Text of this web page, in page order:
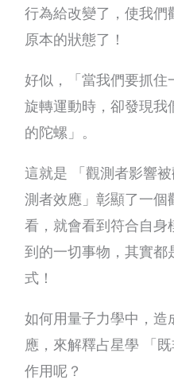
行為給改變了，使我們
原本的狀態了！
好似，「當我們要抓住
旋轉運動時，卻發現我
的陀螺」。
這就是 「觀測者影響
測者效應」彰顯了一個
看，就會看到符合自身
到的一切事物，其實都
式！
如何用量子力學中，造
應，來解釋占星學 「
作用呢？